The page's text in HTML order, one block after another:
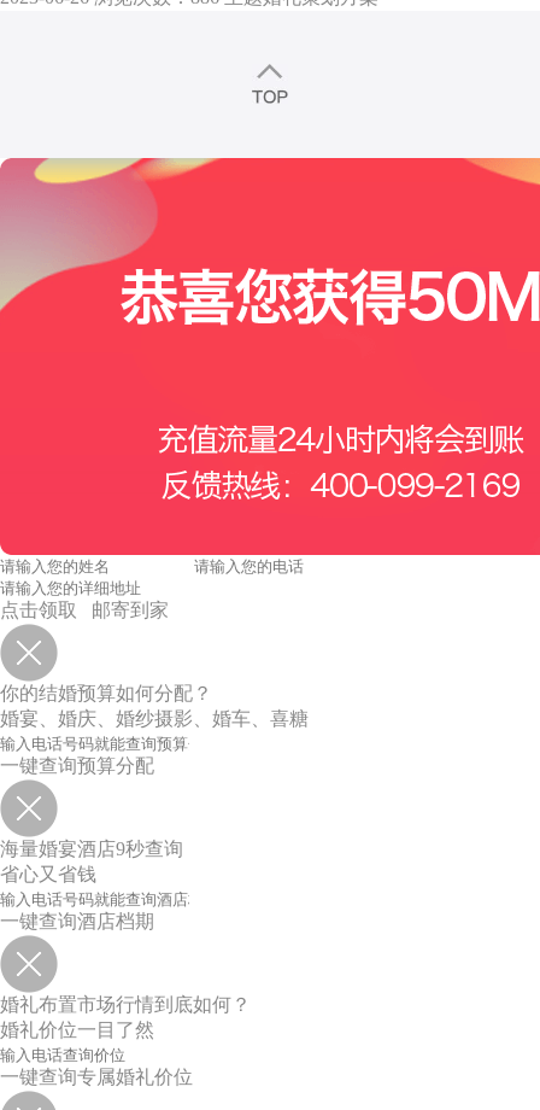
点击领取 邮寄到家
你的结婚预算如何分配？
婚宴、婚庆、婚纱摄影、婚车、喜糖
一键查询预算分配
海量婚宴酒店9秒查询
省心又省钱
一键查询酒店档期
婚礼布置市场行情到底如何？
婚礼价位一目了然
一键查询专属婚礼价位